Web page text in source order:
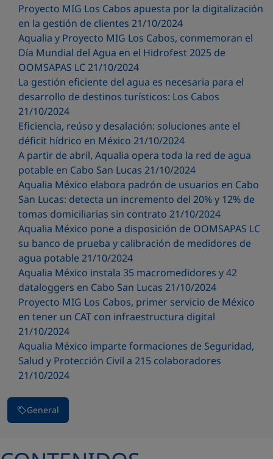
Proyecto MIG Los Cabos apuesta por la digitalización
en la gestión de clientes 21/10/2024
Aqualia y Proyecto MIG Los Cabos, conmemoran el
Día Mundial del Agua en el Hidrofest 2025 de
OOMSAPAS LC 21/10/2024
La gestión eficiente del agua es necesaria para el
desarrollo de destinos turísticos: Los Cabos
21/10/2024
Eficiencia, reúso y desalación: soluciones ante el
déficit hídrico en México 21/10/2024
A partir de abril, Aqualia opera toda la red de agua
potable en Cabo San Lucas 21/10/2024
Aqualia México elabora padrón de usuarios en Cabo
San Lucas: detecta un incremento del 20% y 12% de
tomas domiciliarias sin contrato 21/10/2024
Aqualia México pone a disposición de OOMSAPAS LC
su banco de prueba y calibración de medidores de
agua potable 21/10/2024
Aqualia México instala 35 macromedidores y 42
dataloggers en Cabo San Lucas 21/10/2024
Proyecto MIG Los Cabos, primer servicio de México
en tener un CAT con infraestructura digital
21/10/2024
Aqualia México imparte formaciones de Seguridad,
Salud y Protección Civil a 215 colaboradores
21/10/2024
General